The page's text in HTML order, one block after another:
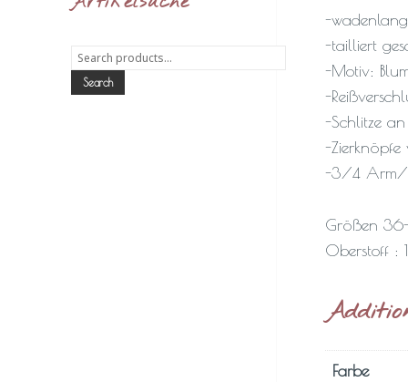
Search
for:
Search
-
-tailliert
-Motiv:
-
-Schlitze
-Zierknöpfe
-3/4 Arm/
Größen
Oberstoff :
Farbe